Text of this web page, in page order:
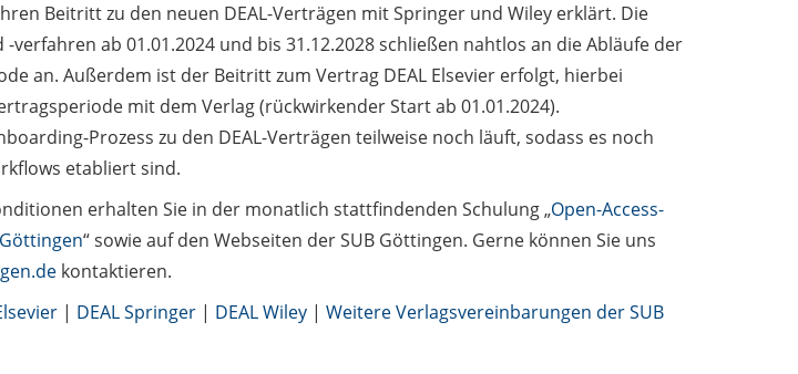
Beitritt zu den neuen DEAL-Verträgen mit Springer und Wiley erklärt. Die
ab 01.01.2024 und bis 31.12.2028 schließen nahtlos an die Abläufe der
an. Außerdem ist der Beitritt zum Vertrag DEAL Elsevier erfolgt, hierbei
mit dem Verlag (rückwirkender Start ab 01.01.2024).
Prozess zu den DEAL-Verträgen teilweise noch läuft, sodass es noch
etabliert sind.
erhalten Sie in der monatlich stattfindenden Schulung „Open-Access-
“ sowie auf den Webseiten der SUB Göttingen. Gerne können Sie uns
kontaktieren.
| DEAL Springer| DEAL Wiley| Weitere Verlagsvereinbarungen der SUB